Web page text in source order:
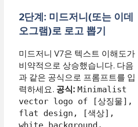
2단계: 미드저니(또는 이데
오그램)로 로고 뽑기
미드저니 V7은 텍스트 이해도가
비약적으로 상승했습니다. 다음
과 같은 공식으로 프롬프트를 입
력하세요. 공식: Minimalist
vector logo of [상징물],
flat design, [색상],
white background,